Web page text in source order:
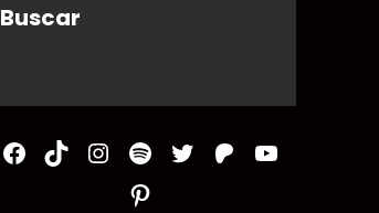
Buscar
Facebook TikTok Instagram Spotify Twitter Patreon
YouTube
Pinterest